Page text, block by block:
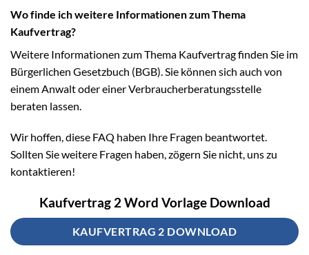
Wo finde ich weitere Informationen zum Thema
Kaufvertrag?
Weitere Informationen zum Thema Kaufvertrag finden Sie im
Bürgerlichen Gesetzbuch (BGB). Sie können sich auch von
einem Anwalt oder einer Verbraucherberatungsstelle
beraten lassen.
Wir hoffen, diese FAQ haben Ihre Fragen beantwortet.
Sollten Sie weitere Fragen haben, zögern Sie nicht, uns zu
kontaktieren!
Kaufvertrag 2 Word Vorlage Download
KAUFVERTRAG 2 DOWNLOAD